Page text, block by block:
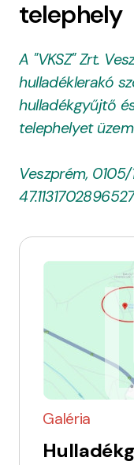
telephely
A "VKSZ" Zrt.
hulladéklerakó
hulladékgyűjtő
telephelyet
Veszprém, 0105/
Galéria